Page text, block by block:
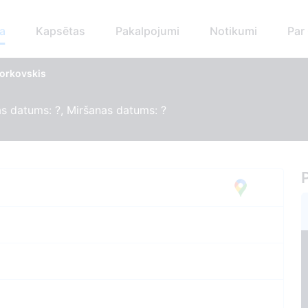
Kapsētas Pakalpojumi Notikumi Par
datums: ?, Miršanas datums: ?